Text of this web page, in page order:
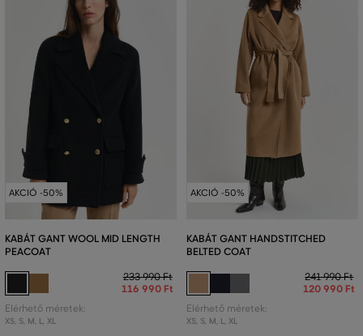
AKCIÓ -50%
KABÁT GANT WOOL MID LENGTH
PEACOAT
233 990 Ft
116 990 Ft
Elérhető méretek:
XS, S, M, L, XL
AKCIÓ -50%
KABÁT GANT HANDSTITCHED
BELTED COAT
241 990 Ft
120 990 Ft
Elérhető méretek:
XS, S, M, L, XL